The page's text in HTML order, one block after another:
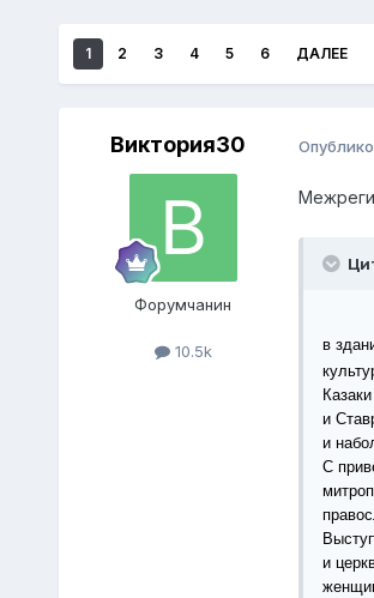
1 2 3 4 5 6 ДАЛЕЕ
Виктория30
Форумчанин
10.5k
в
и
и
С
и